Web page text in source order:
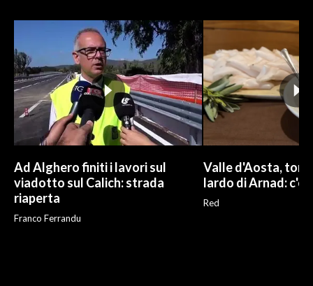
Ad Alghero finiti i lavori sul
viadotto sul Calich: strada
riaperta
Franco Ferrandu
Valle d'Aosta,
lardo di Arnad: c'è
Red